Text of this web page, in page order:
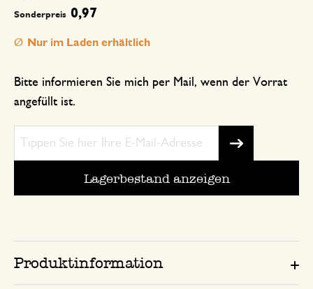
Sonderpreis 0,97
Bitte informieren Sie mich per Mail, wenn der Vorrat
angefüllt ist.
Lagerbestand anzeigen
Nur im Laden erhältlich
Produktinformation